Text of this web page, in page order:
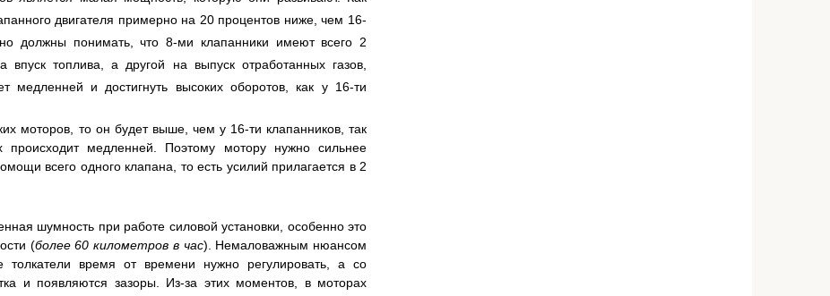
двигателя примерно на 20 процентов ниже, чем 16-
должны понимать, что 8-ми клапанники имеют всего 2
топлива, а другой на выпуск отработанных газов,
медленней и достигнуть высоких оборотов, как у 16-ти
моторов, то он будет выше, чем у 16-ти клапанников, так
медленней. Поэтому мотору нужно сильнее
всего одного клапана, то есть усилий прилагается в 2
шумность при работе силовой установки, особенно это
(более 60 километров в час). Немаловажным нюансом
толкатели время от времени нужно регулировать, а со
и появляются зазоры. Из-за этих моментов, в моторах